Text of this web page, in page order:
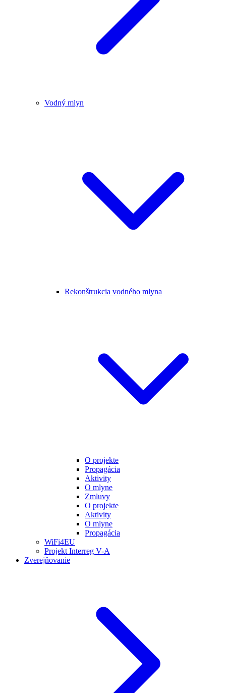
Vodný mlyn
Rekonštrukcia vodného mlyna
O projekte
Propagácia
Aktivity
O mlyne
Zmluvy
O projekte
Aktivity
O mlyne
Propagácia
WiFi4EU
Projekt Interreg V-A
Zverejňovanie